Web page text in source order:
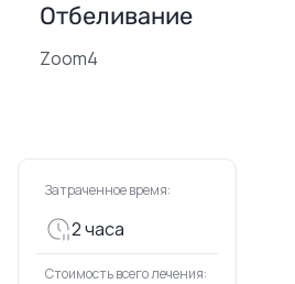
Отбеливание
Zoom4
Затраченное время:
2 часа
Стоимость всего лечения: